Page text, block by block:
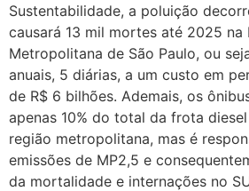
Sustentabilidade, a poluição
causará 13 mil mortes até 2025 na
Metropolitana de São Paulo, ou
anuais, 5 diárias, a um custo em
de R$ 6 bilhões. Ademais, os
apenas 10% do total da frota
região metropolitana, mas é
emissões de MP2,5 e
da mortalidade e internações no